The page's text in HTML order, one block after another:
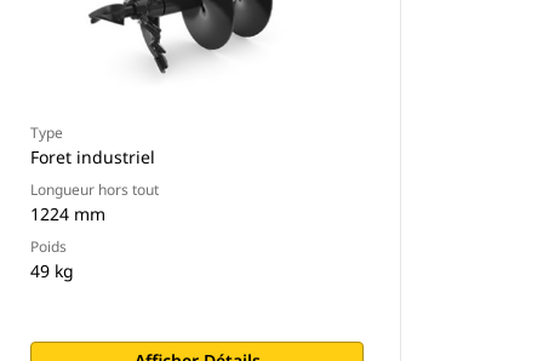
Type
Foret industriel
Longueur hors tout
1224 mm
Poids
49 kg